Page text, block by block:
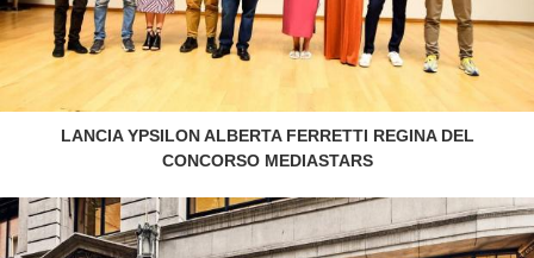
LANCIA YPSILON ALBERTA FERRETTI REGINA DEL
CONCORSO MEDIASTARS